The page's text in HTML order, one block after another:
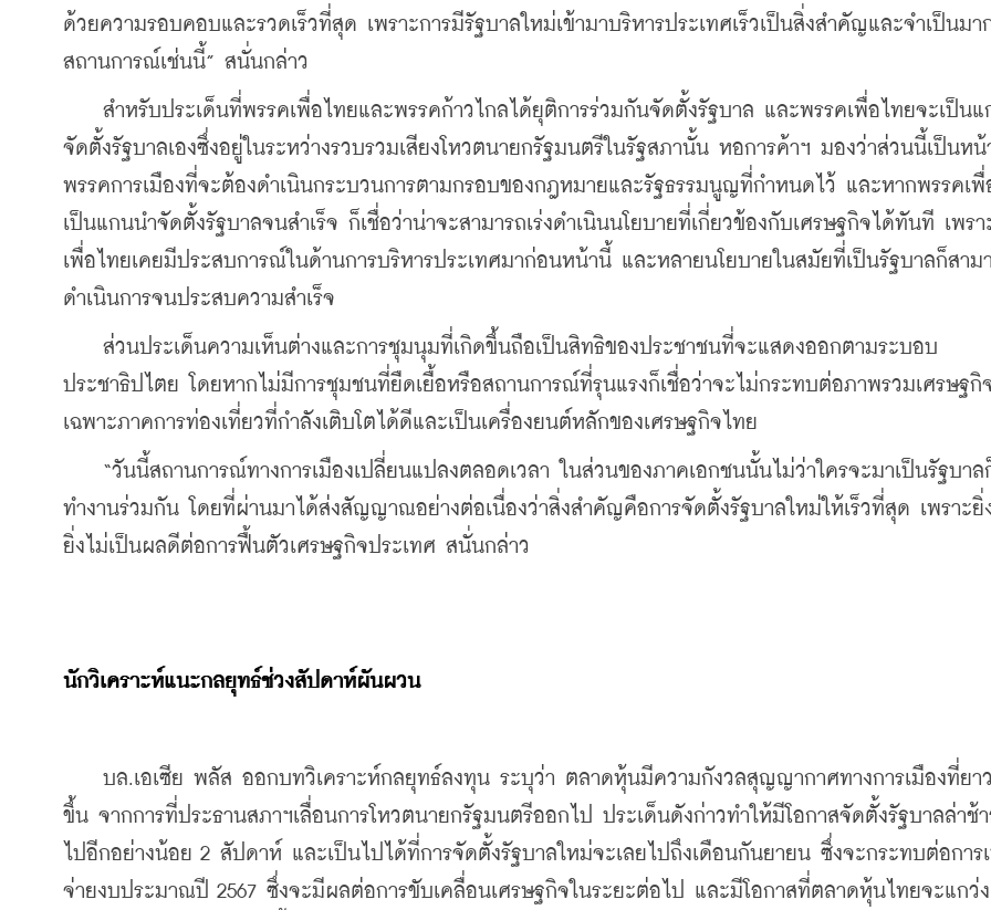
ด้วยความรอบคอบและรวดเร็วที่สุด เพราะการมีรัฐบาลใหม่เข้ามาบริหารประเทศเร็วเป็นสิ่งสำคัญและจำเป็นมา
สถานการณ์เช่นนี้” สนั่นกล่าว
สำหรับประเด็นที่พรรคเพื่อไทยและพรรคก้าวไกลได้ยุติการร่วมกันจัดตั้งรัฐบาล และพรรคเพื่อไทยจะเป็นแ
จัดตั้งรัฐบาลเองซึ่งอยู่ในระหว่างรวบรวมเสียงโหวตนายกรัฐมนตรีในรัฐสภานั้น หอการค้าฯ มองว่าส่วนนี้เป็นหน้
พรรคการเมืองที่จะต้องดำเนินกระบวนการตามกรอบของกฎหมายและรัฐธรรมนูญที่กำหนดไว้ และหากพรรคเพื่
เป็นแกนนำจัดตั้งรัฐบาลจนสำเร็จ ก็เชื่อว่าน่าจะสามารถเร่งดำเนินนโยบายที่เกี่ยวข้องกับเศรษฐกิจได้ทันที เพรา
เพื่อไทยเคยมีประสบการณ์ในด้านการบริหารประเทศมาก่อนหน้านี้ และหลายนโยบายในสมัยที่เป็นรัฐบาลก็สาม
ดำเนินการจนประสบความสำเร็จ
ส่วนประเด็นความเห็นต่างและการชุมนุมที่เกิดขึ้นถือเป็นสิทธิของประชาชนที่จะแสดงออกตามระบอบ
ประชาธิปไตย โดยหากไม่มีการชุมชนที่ยืดเยื้อหรือสถานการณ์ที่รุนแรงก็เชื่อว่าจะไม่กระทบต่อภาพรวมเศรษฐกิ
เฉพาะภาคการท่องเที่ยวที่กำลังเติบโตได้ดีและเป็นเครื่องยนต์หลักของเศรษฐกิจไทย
“วันนี้สถานการณ์ทางการเมืองเปลี่ยนแปลงตลอดเวลา ในส่วนของภาคเอกชนนั้นไม่ว่าใครจะมาเป็นรัฐบาล
ทำงานร่วมกัน โดยที่ผ่านมาได้ส่งสัญญาณอย่างต่อเนื่องว่าสิ่งสำคัญคือการจัดตั้งรัฐบาลใหม่ให้เร็วที่สุด เพราะยิ่
ยิ่งไม่เป็นผลดีต่อการฟื้นตัวเศรษฐกิจประเทศ สนั่นกล่าว
นักวิเคราะห์แนะกลยุทธ์ช่วงสัปดาห์ผันผวน
บล.เอเซีย พลัส ออกบทวิเคราะห์กลยุทธ์ลงทุน ระบุว่า ตลาดหุ้นมีความกังวลสุญญากาศทางการเมืองที่ยา
ขึ้น จากการที่ประธานสภาฯเลื่อนการโหวตนายกรัฐมนตรีออกไป ประเด็นดังก่าวทำให้มีโอกาสจัดตั้งรัฐบาลล่าช้
ไปอีกอย่างน้อย 2 สัปดาห์ และเป็นไปได้ที่การจัดตั้งรัฐบาลใหม่จะเลยไปถึงเดือนกันยายน ซึ่งจะกระทบต่อการ
จ่ายงบประมาณปี 2567 ซึ่งจะมีผลต่อการขับเคลื่อนเศรษฐกิจในระยะต่อไป และมีโอกาสที่ตลาดหุ้นไทยจะแกว่ง